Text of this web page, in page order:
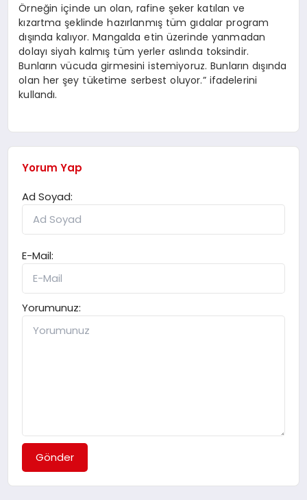
Örneğin içinde un olan, rafine şeker katılan ve
kızartma şeklinde hazırlanmış tüm gıdalar program
dışında kalıyor. Mangalda etin üzerinde yanmadan
dolayı siyah kalmış tüm yerler aslında toksindir.
Bunların vücuda girmesini istemiyoruz. Bunların dışında
olan her şey tüketime serbest oluyor.” ifadelerini
kullandı.
Yorum Yap
Ad Soyad:
E-Mail:
Yorumunuz:
Gönder